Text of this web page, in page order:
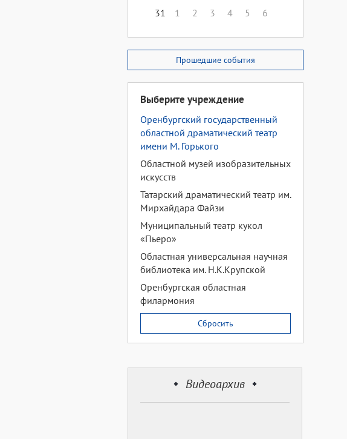
31
1 2 3 4 5 6
Прошедшие события
Выберите учреждение
Оренбургский государственный
областной драматический театр
имени М. Горького
Областной музей изобразительных
искусств
Татарский драматический театр им.
Мирхайдара Файзи
Муниципальный театр кукол
«Пьеро»
Областная универсальная научная
библиотека им. Н.К.Крупской
Оренбургская областная
филармония
Сбросить
Видеоархив